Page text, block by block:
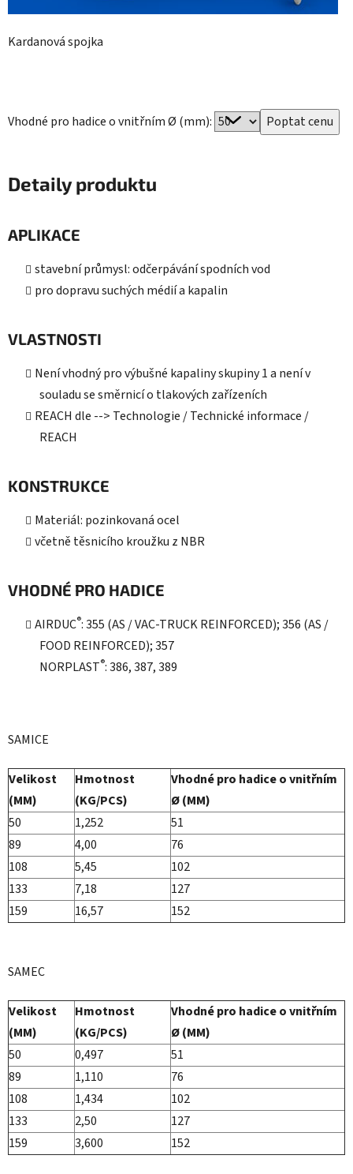
Kardanová spojka
Vhodné pro hadice o vnitřním Ø (mm):
Detaily produktu
APLIKACE
stavební průmysl: odčerpávání spodních vod
pro dopravu suchých médií a kapalin
VLASTNOSTI
Není vhodný pro výbušné kapaliny skupiny 1 a není v
souladu se směrnicí o tlakových zařízeních
REACH dle --> Technologie / Technické informace /
REACH
KONSTRUKCE
Materiál: pozinkovaná ocel
včetně těsnicího kroužku z NBR
VHODNÉ PRO HADICE
AIRDUC®: 355 (AS / VAC-TRUCK REINFORCED); 356 (AS /
FOOD REINFORCED); 357
NORPLAST®: 386, 387, 389
SAMICE
Velikost
(MM)
Hmotnost
(KG/PCS)
Vhodné pro hadice o vnitřním
Ø (MM)
50
1,252
51
89
4,00
76
108
5,45
102
133
7,18
127
159
16,57 152
SAMEC
Velikost
(MM)
Hmotnost
(KG/PCS)
Vhodné pro hadice o vnitřním
Ø (MM)
50
0,497
51
89
1,110
76
108
1,434
102
133
2,50
127
159
3,600 152